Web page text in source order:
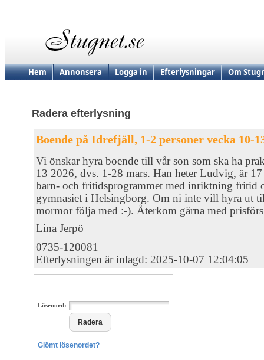
Hem Annonsera Logga in Efterlysningar Om
Radera efterlysning
Boende på Idrefjäll, 1-2 personer vecka 10-
Vi önskar hyra boende till vår son som ska ha
13 2026, dvs. 1-28 mars. Han heter Ludvig, är 17
barn- och fritidsprogrammet med inriktning fritid
gymnasiet i Helsingborg. Om ni inte vill hyra ut
mormor följa med :-). Återkom gärna med
Lina Jerpö
0735-120081
Efterlysningen är inlagd: 2025-10-07 12:04:05
Lösenord:
Glömt lösenordet?